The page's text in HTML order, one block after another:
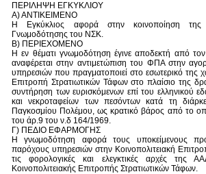
ΠΕΡΙΛΗΨΗ ΕΓΚΥΚΛΙΟΥ
Α) ΑΝΤΙΚΕΙΜΕΝΟ
Η Εγκύκλιος αφορά στην κοινοποίηση
Γνωμοδότησης του ΝΣΚ.
Β) ΠΕΡΙΕΧΟΜΕΝΟ
Η εν θέματι γνωμοδότηση έγινε αποδεκτή από
αναφέρεται στην αντιμετώπιση του ΦΠΑ στην
υπηρεσιών που πραγματοποιεί στο εσωτερικό της
Επιτροπή Στρατιωτικών Τάφων στο πλαίσιο της
συντήρηση των ευρισκόμενων επί του ελληνικού
και νεκροταφείων των πεσόντων κατά τη
Παγκοσμίου Πολέμου, ως κρατικό βάρος από το
του άρ.9 του ν.δ 164/1969.
Γ) ΠΕΔΙΟ ΕΦΑΡΜΟΓΗΣ
Η γνωμοδότηση αφορά τους υποκείμενους
παρόχους υπηρεσιών στην Κοινοπολιτειακή
τις φορολογικές και ελεγκτικές αρχές της
Κοινοπολιτειακής Επιτροπής Στρατιωτικών Τάφων.